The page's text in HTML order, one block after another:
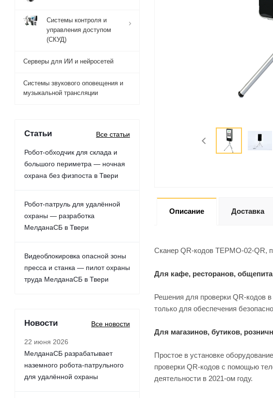
Описание Доставка
Сканер QR-кодов ТЕРМО-02-QR,
Для кафе, ресторанов, общепита
Решения для проверки QR-кодов
только для обеспечения
Для магазинов, бутиков,
Простое в установке
проверки QR-кодов с помощью
деятельности в 2021-ом году.
Системы контроля и
управления доступом
(СКУД)
Серверы для ИИ и нейросетей
Системы звукового оповещения и
музыкальной трансляции
Статьи Все статьи
Робот-обходчик для склада и
большого периметра — ночная
охрана без физпоста в Твери
Робот-патруль для удалённой
охраны — разработка
МелданаСБ в Твери
Видеоблокировка опасной зоны
пресса и станка — пилот охраны
труда МелданаСБ в Твери
Новости Все новости
22 июня 2026
МелданаСБ разрабатывает
наземного робота-патрульного
для удалённой охраны